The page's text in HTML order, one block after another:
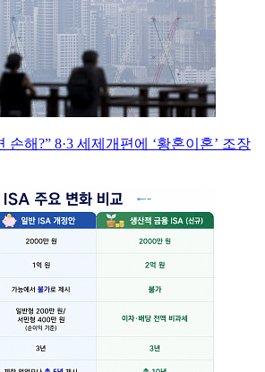
손해?” 8·3 세제개편에 ‘황혼이혼’ 조장